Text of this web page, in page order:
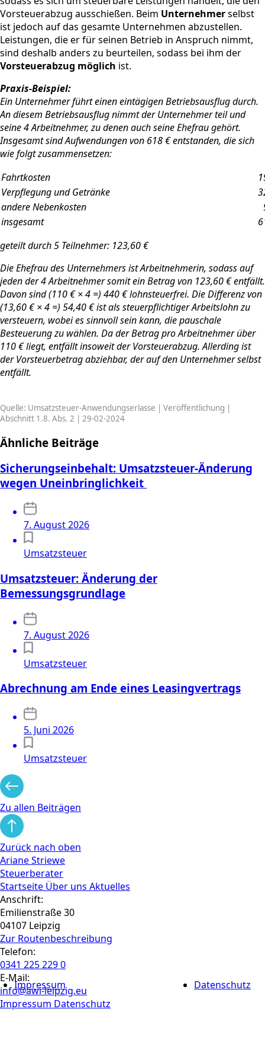
Impressum Datenschutz
Vorsteuerabzug ausschießen. Beim Unternehmerselbst
ist jedoch auf das gesamte Unternehmen abzustellen.
Leistungen, die er für seinen Betrieb in Anspruch nimmt,
sind deshalb anders zu beurteilen, sodass bei ihm der
Vorsteuerabzug möglich ist.
Praxis-Beispiel:
Ein Unternehmer führt einen eintägigen Betriebsausflug durch.
An diesem Betriebsausflug nimmt der Unternehmer teil und
seine 4 Arbeitnehmer, zu denen auch seine Ehefrau gehört.
Insgesamt sind Aufwendungen von 618 € entstanden, die sich
wie folgt zusammensetzen:
Fahrtkosten
Verpflegung und Getränke
andere Nebenkosten
insgesamt
geteilt durch 5 Teilnehmer: 123,60 €
Die Ehefrau des Unternehmers ist Arbeitnehmerin, sodass auf
jeden der 4 Arbeitnehmer somit ein Betrag von 123,60 € entfällt.
Davon sind (110 € × 4 =) 440 € lohnsteuerfrei. Die Differenz von
(13,60 € × 4 =) 54,40 € ist als steuerpflichtiger Arbeitslohn zu
versteuern, wobei es sinnvoll sein kann, die pauschale
Besteuerung zu wählen. Da der Betrag pro Arbeitnehmer über
110 € liegt, entfällt insoweit der Vorsteuerabzug. Allerding ist
der Vorsteuerbetrag abziehbar, der auf den Unternehmer selbst
entfällt.
Quelle: Umsatzsteuer-Anwendungserlasse | Veröffentlichung |
Abschnitt 1.8. Abs. 2 | 29-02-2024
Ähnliche Beiträge
Sicherungseinbehalt: Umsatzsteuer-Änderung
wegen Uneinbringlichkeit
7. August 2026
Umsatzsteuer
Umsatzsteuer: Änderung der
Bemessungsgrundlage
7. August 2026
Umsatzsteuer
Abrechnung am Ende eines Leasingvertrags
5. Juni 2026
Umsatzsteuer
Zu allen Beiträgen
Zurück nach oben
Ariane Striewe
Steuerberater
Startseite Über uns Aktuelles
Anschrift:
Emilienstraße 30
04107 Leipzig
Zur Routen­beschreibung
Telefon:
0341 225 229 0
E-Mail:
info@awi-leipzig.eu
Impressum Datenschutz